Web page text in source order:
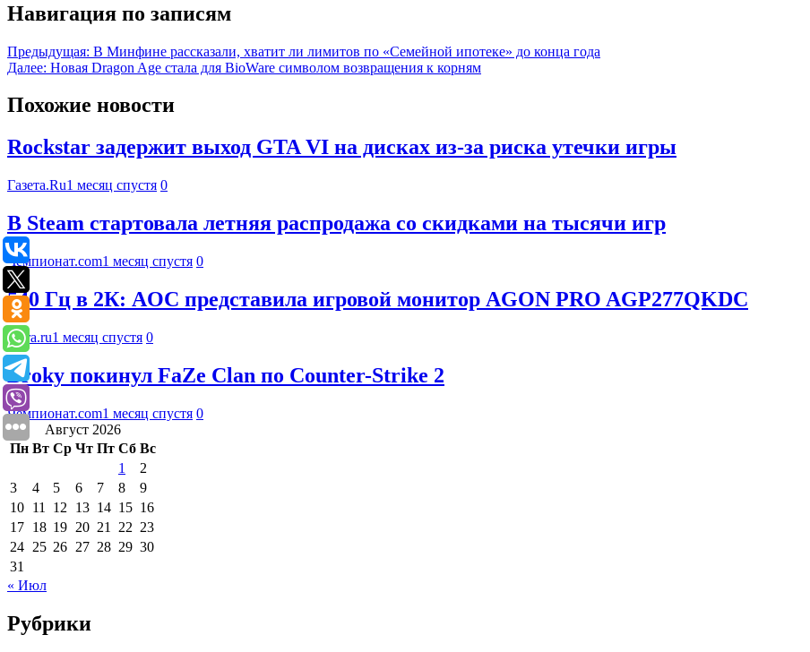
Навигация по записям
Предыдущая: В Минфине рассказали, хватит ли лимитов по «Семейной ипотеке» до конца года
Далее: Новая Dragon Age стала для BioWare символом возвращения к корням
Похожие новости
Rockstar задержит выход GTA VI на дисках из-за риска утечки игры
Газета.Ru1 месяц спустя 0
В Steam стартовала летняя распродажа со скидками на тысячи игр
Чемпионат.com1 месяц спустя 0
540 Гц в 2К: AOC представила игровой монитор AGON PRO AGP277QKDC
Ferra.ru1 месяц спустя 0
Broky покинул FaZe Clan по Counter-Strike 2
Чемпионат.com1 месяц спустя 0
Август 2026
Пн Вт Ср Чт Пт Сб Вс
1
2
3
4 5 6 7 8
9
10 11 12 13 14 15 16
17 18 19 20 21 22 23
24 25 26 27 28 29 30
31
« Июл
Рубрики